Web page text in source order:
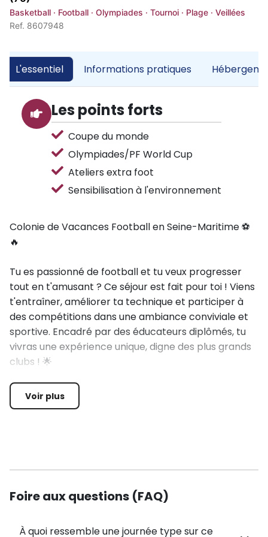
Basketball · Football · Olympiades · Tournoi · Plage · Veillées
Ref. 8607948
L'essentiel Informations pratiques
Les points forts
Coupe du monde
Olympiades/PF World Cup
Ateliers extra foot
Sensibilisation à l'environnement
Colonie de Vacances Football en Seine-Maritime ⚽
🔥
Tu es passionné de football et tu veux progresser
tout en t'amusant ? Ce séjour est fait pour toi ! Viens
t'entraîner, améliorer ta technique et participer à
des compétitions dans une ambiance conviviale et
sportive. Encadré par des éducateurs diplômés, tu
vivras une expérience unique, digne des plus grands
clubs ! 🌟
🏆 AU PROGRAMME (à titre indicatif) :
éducateurs diplômés.
Travail sur les thématiques techniques et tactiques :
Voir plus
Foire aux questions (FAQ)
À quoi ressemble une journée type sur ce